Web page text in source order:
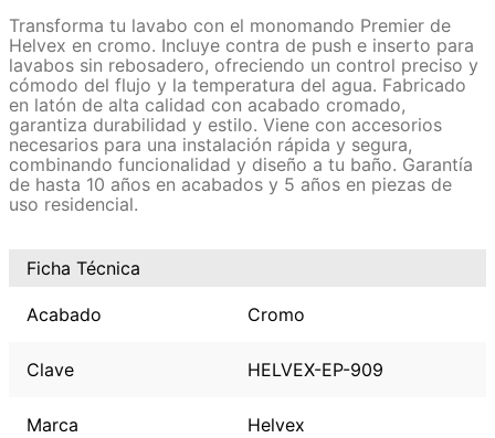
Transforma tu lavabo con el monomando Premier de
Helvex en cromo. Incluye contra de push e inserto para
lavabos sin rebosadero, ofreciendo un control preciso y
cómodo del flujo y la temperatura del agua. Fabricado
en latón de alta calidad con acabado cromado,
garantiza durabilidad y estilo. Viene con accesorios
necesarios para una instalación rápida y segura,
combinando funcionalidad y diseño a tu baño. Garantía
de hasta 10 años en acabados y 5 años en piezas de
uso residencial.
Ficha Técnica
Acabado Cromo
Clave HELVEX-EP-909
Marca Helvex